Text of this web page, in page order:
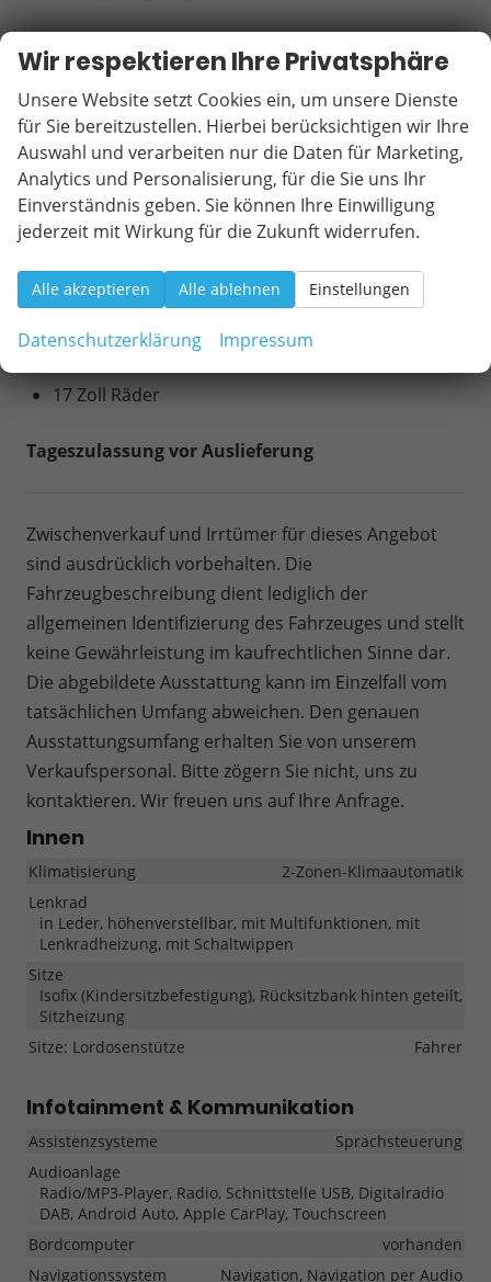
Dachreling
Doppelter Laderaumboden
Partikelfilter
LM-Felgen
Tire-Mobility Set
Reifendruckkontrolle
LED-Tagfahrlicht
Kurven-/Abbiegelicht
LED-Rückleuchten
17 Zoll Räder
Tageszulassung vor Auslieferung
Zwischenverkauf und Irrtümer für dieses Angebot
sind ausdrücklich vorbehalten. Die
Fahrzeugbeschreibung dient lediglich der
allgemeinen Identifizierung des Fahrzeuges und stellt
keine Gewährleistung im kaufrechtlichen Sinne dar.
Die abgebildete Ausstattung kann im Einzelfall vom
tatsächlichen Umfang abweichen. Den genauen
Ausstattungsumfang erhalten Sie von unserem
Verkaufspersonal. Bitte zögern Sie nicht, uns zu
kontaktieren. Wir freuen uns auf Ihre Anfrage.
Innen
Klimatisierung
2-Zonen-Klimaautomatik
Lenkrad
in Leder, höhenverstellbar, mit Multifunktionen, mit
Lenkradheizung, mit Schaltwippen
Sitze
Isofix (Kindersitzbefestigung), Rücksitzbank hinten geteilt,
Sitzheizung
Sitze: Lordosenstütze
Fahrer
Infotainment & Kommunikation
Assistenzsysteme
Sprachsteuerung
Audioanlage
Radio/MP3-Player, Radio, Schnittstelle USB, Digitalradio
DAB, Android Auto, Apple CarPlay, Touchscreen
Bordcomputer
vorhanden
Navigationssystem
Navigation, Navigation per Audio
Wir respektieren Ihre Privatsphäre
Unsere Website setzt Cookies ein, um unsere Dienste
für Sie bereitzustellen. Hierbei berücksichtigen wir Ihre
Auswahl und verarbeiten nur die Daten für Marketing,
Analytics und Personalisierung, für die Sie uns Ihr
Einverständnis geben. Sie können Ihre Einwilligung
jederzeit mit Wirkung für die Zukunft widerrufen.
Alle akzeptieren Alle ablehnen Einstellungen
Datenschutzerklärung Impressum